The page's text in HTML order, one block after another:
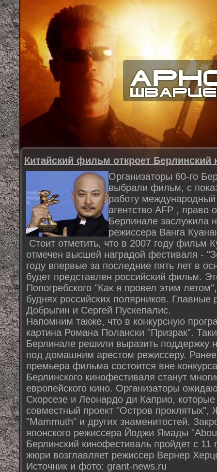
Китайский фильм откроет Берлинский
Организаторы 60-го
выбрали фильм, с
работу
агентство AFP , право
Берлинале заслужила
режиссера Ванга
Стоит отметить, что в 2007 году фильм
отмечен высшей наградой фестиваля -
году впервые за последние пять лет в
будет представлен российский фильм.
Попогребского "Как я провел этим
буднях российских полярников. Главные
Добрыгин и Сергей Пускепалис.
Напомним также, что в конкурсную
картина Романа Полански "Призрак".
Берлинале решили выразить поддержку
под домашним арестом режиссеру.
премьера фильма состоится вне
Берлинского кинофестиваля станут
европейского кино. Организаторы
Скорсезе и Леонардо ди Каприо,
совместный проект "Остров
"Mammuth" и других знаменитостей.
японского режиссера Йоджи Ямады
Берлинский кинофестиваль пройдет с
жюри возглавляет режиссер Вернер
Источник и фото: grant-news.ru